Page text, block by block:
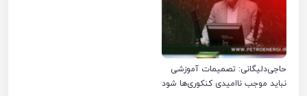
حاجی‌دلیگانی: تصمیمات آموزشی
نباید موجب ناامیدی کنکوری‌ها شود